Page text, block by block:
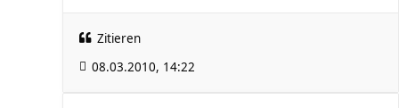
Zitieren
08.03.2010, 14:22